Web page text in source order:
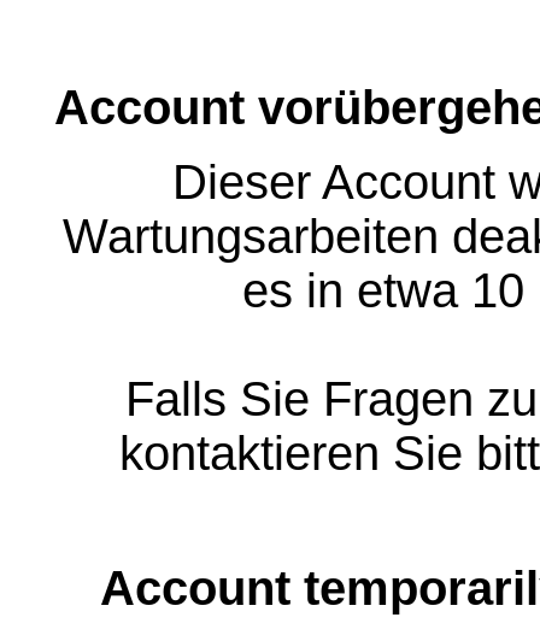
Account
Dieser Account
Wartungsarbeiten
es in etwa
Falls Sie Fragen
kontaktieren Sie
Account